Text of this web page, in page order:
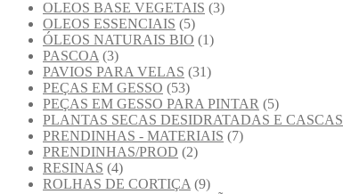
OLEOS BASE VEGETAIS (3)
OLEOS ESSENCIAIS (5)
ÓLEOS NATURAIS BIO (1)
PASCOA (3)
PAVIOS PARA VELAS (31)
PEÇAS EM GESSO (53)
PEÇAS EM GESSO PARA PINTAR (5)
PLANTAS SECAS DESIDRATADAS E CASCAS
PRENDINHAS - MATERIAIS (7)
PRENDINHAS/PROD (2)
RESINAS (4)
ROLHAS DE CORTIÇA (9)